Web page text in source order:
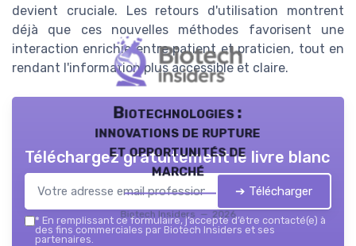
devient cruciale. Les retours d'utilisation montrent
déjà que ces nouvelles méthodes favorisent une
interaction enrichie entre patient et praticien, tout en
rendant l'information plus accessible et claire.
Biotechnologies :
innovations de rupture
et opportunités de
marché
Biotech Insiders — 2026
Téléchargez gratuitement le livre blanc
➔ Télécharger
* En remplissant ce formulaire, j’accepte d’être contacté(e) à
des fins commerciales par Biotech Insiders et ses
partenaires.